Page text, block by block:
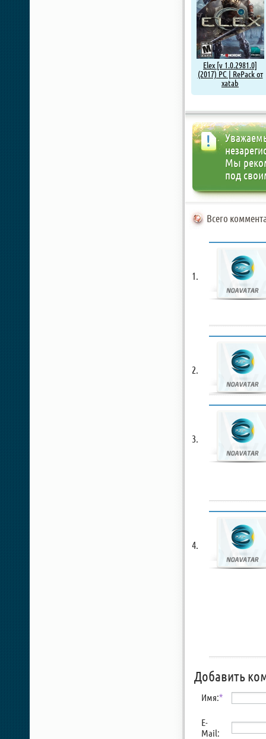
Elex [v 1.0.2981.0]
(2017) PC | RePack от
xatab
Мы
под
Всего
Добавить
Имя:*
E-
Mail: